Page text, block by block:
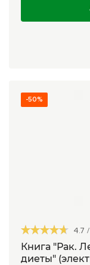
-50%
4.7 /
Книга "Рак.
диеты"